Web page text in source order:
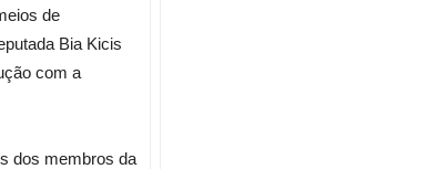
de
Bia Kicis
com a
dos membros da